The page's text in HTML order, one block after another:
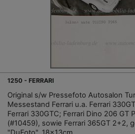
1250 - FERRARI
Original s/w Pressefoto Autosalon
Messestand Ferrari u.a. Ferrari
Ferrari 330GTC; Ferrari Dino 206 GT
(#10459), sowie Ferrari 365GT 2+2,